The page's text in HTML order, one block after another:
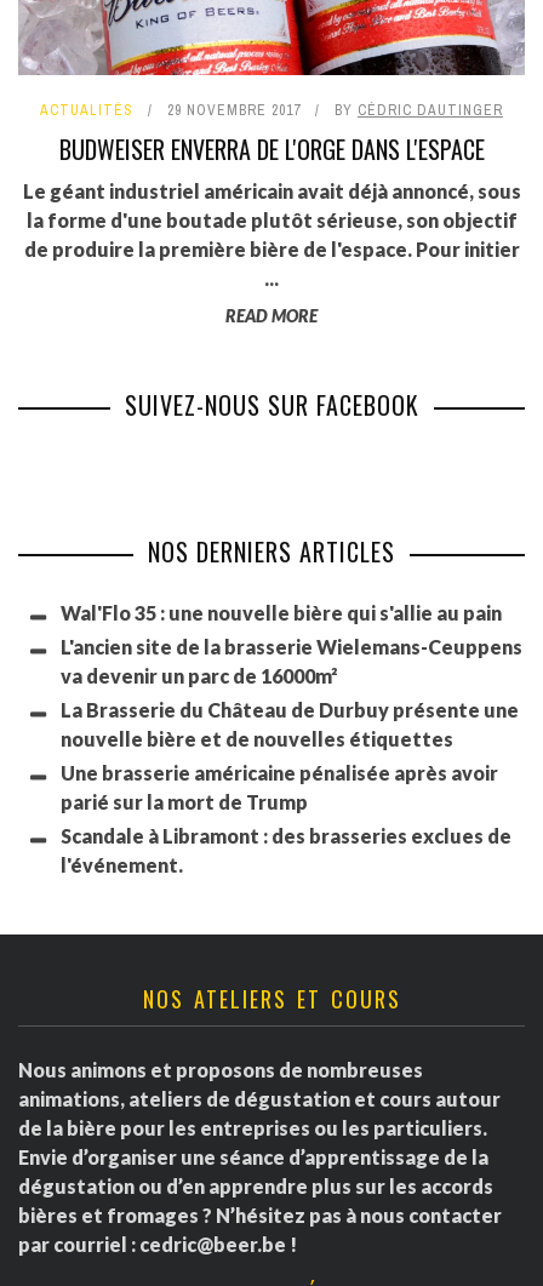
ACTUALITÉS 29 NOVEMBRE 2017 BY CÉDRIC DAUTINGER
BUDWEISER ENVERRA DE L'ORGE DANS L'ESPACE
Le géant industriel américain avait déjà annoncé, sous
la forme d'une boutade plutôt sérieuse, son objectif
de produire la première bière de l'espace. Pour initier
...
READ MORE
SUIVEZ-NOUS SUR FACEBOOK
NOS DERNIERS ARTICLES
Wal'Flo 35 : une nouvelle bière qui s'allie au pain
L'ancien site de la brasserie Wielemans-Ceuppens
va devenir un parc de 16000m²
La Brasserie du Château de Durbuy présente une
nouvelle bière et de nouvelles étiquettes
Une brasserie américaine pénalisée après avoir
parié sur la mort de Trump
Scandale à Libramont : des brasseries exclues de
l'événement.
NOS ATELIERS ET COURS
Nous animons et proposons de nombreuses
animations, ateliers de dégustation et cours autour
de la bière pour les entreprises ou les particuliers.
Envie d’organiser une séance d’apprentissage de la
dégustation ou d’en apprendre plus sur les accords
bières et fromages ? N’hésitez pas à nous contacter
par courriel : cedric@beer.be !